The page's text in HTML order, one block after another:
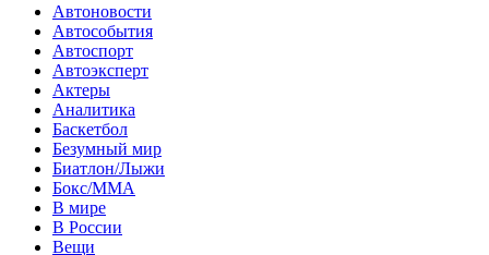
Автоновости
Автособытия
Автоспорт
Автоэксперт
Актеры
Аналитика
Баскетбол
Безумный мир
Биатлон/Лыжи
Бокс/MMA
В мире
В России
Вещи